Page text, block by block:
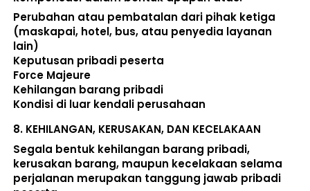
Perubahan atau pembatalan dari pihak ketiga
(maskapai, hotel, bus, atau penyedia layanan
lain)
Keputusan pribadi peserta
Force Majeure
Kehilangan barang pribadi
Kondisi di luar kendali perusahaan
8. KEHILANGAN, KERUSAKAN, DAN KECELAKAAN
Segala bentuk kehilangan barang pribadi,
kerusakan barang, maupun kecelakaan selama
perjalanan merupakan tanggung jawab pribadi